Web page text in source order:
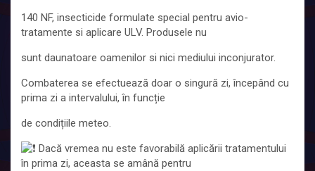
140 NF, insecticide formulate special pentru avio-
tratamente si aplicare ULV. Produsele nu
sunt daunatoare oamenilor si nici mediului inconjurator.
Combaterea se efectuează doar o singură zi, începând cu
prima zi a intervalului, în funcție
de condițiile meteo.
Dacă vremea nu este favorabilă aplicării tratamentului
în prima zi, aceasta se amână pentru